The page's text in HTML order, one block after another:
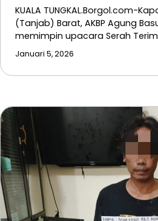
KUALA TUNGKAL.Borgol.com-
(Tanjab) Barat, AKBP Agung
memimpin upacara Serah
Januari 5, 2026